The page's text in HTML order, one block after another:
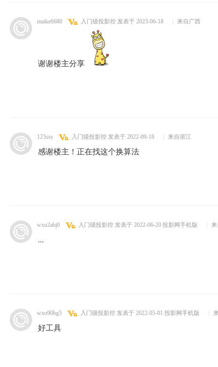
maike6680 入门级投影控 发表于 2023-06-18 来自广西
谢谢楼主分享
123sss 入门级投影控 发表于 2022-09-18 来自浙江
感谢楼主！正在找这个换算法
wxu2abj0 入门级投影控 发表于 2022-06-20 投影网手机版
...
wxo90hg5 入门级投影控 发表于 2022-05-01 投影网手机版
好工具